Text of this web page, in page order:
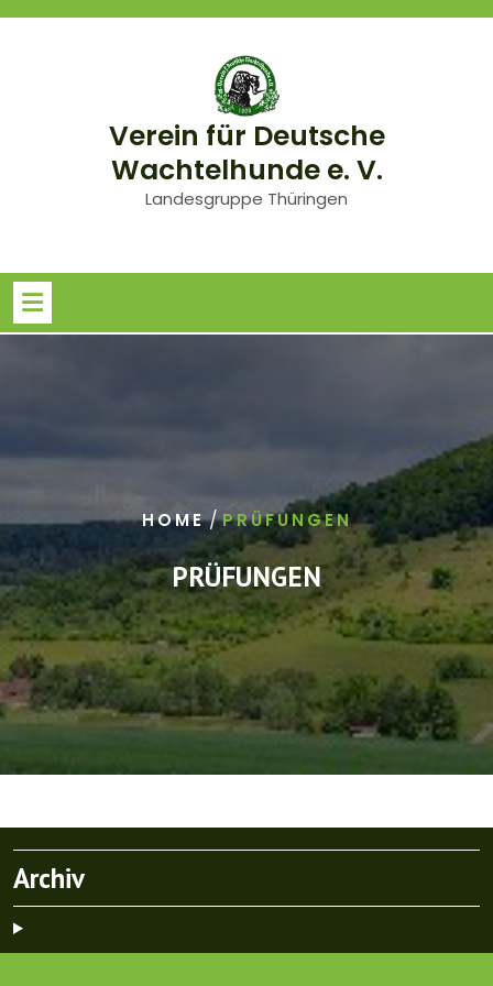
Skip
Verein für Deutsche
Wachtelhunde e. V.
Landesgruppe Thüringen
HOME/PRÜFUNGEN
PRÜFUNGEN
Archiv